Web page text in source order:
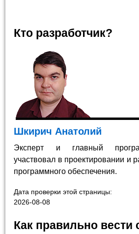
Кто разработчик?
Шкирич Анатолий
Эксперт и главный
участвовал в проектировании и
программного обеспечения.
Дата проверки этой страницы:
2026-08-08
Как правильно вести